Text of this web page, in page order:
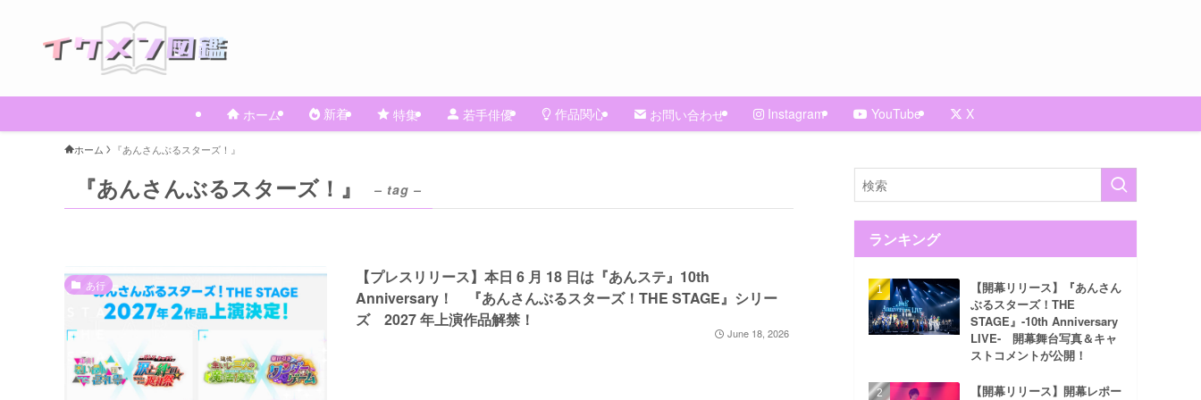
ホーム 新着 特集 若手俳優 作品関心 お問い合わせ Instagram YouTube X
ホーム 『あんさんぶるスターズ！』
『あんさんぶるスターズ！』 – tag –
あ行
【プレスリリース】本日 6 月 18 日は『あんステ』10th
Anniversary！ 『あんさんぶるスターズ！THE STAGE』シリー
ズ 2027 年上演作品解禁！
June 18, 2026
ランキング
【開幕リリース】『あんさん
ぶるスターズ！THE
STAGE』-10th Anniversary
LIVE- 開幕舞台写真＆キャ
ストコメントが公開！
【開幕リリース】開幕レポー